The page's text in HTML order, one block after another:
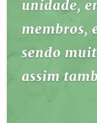
ESBOÇOS DE
PERGUNTE À